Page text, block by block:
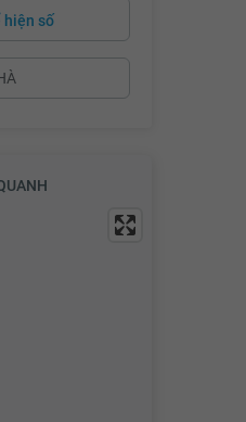
hiện số